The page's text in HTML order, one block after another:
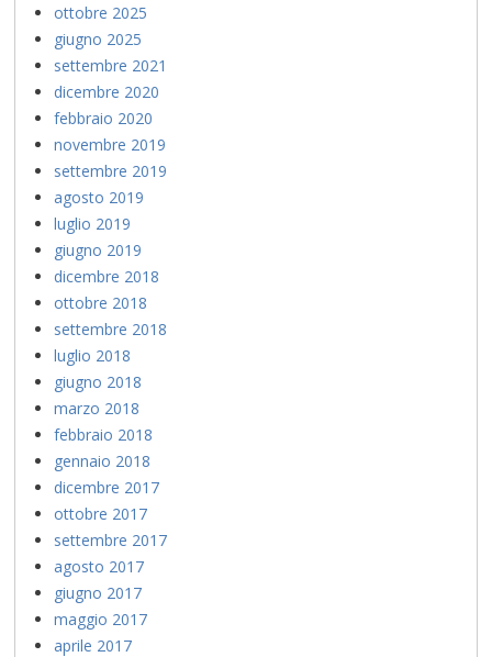
ottobre 2025
giugno 2025
settembre 2021
dicembre 2020
febbraio 2020
novembre 2019
settembre 2019
agosto 2019
luglio 2019
giugno 2019
dicembre 2018
ottobre 2018
settembre 2018
luglio 2018
giugno 2018
marzo 2018
febbraio 2018
gennaio 2018
dicembre 2017
ottobre 2017
settembre 2017
agosto 2017
giugno 2017
maggio 2017
aprile 2017